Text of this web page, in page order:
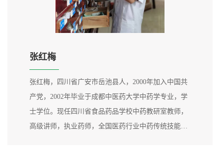
张红梅
张红梅，四川省广安市岳池县人，2000年加入中国共
产党，2002年毕业于成都中医药大学中药学专业，学
士学位。现任四川省食品药品学校中药教研室教师，
高级讲师，执业药师，全国医药行业中药传统技能大